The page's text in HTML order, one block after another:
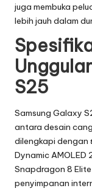
juga membuka
lebih jauh dalam
S25
Samsung Galaxy
antara desain
dilengkapi dengan
Dynamic AMOLED
Snapdragon 8
penyimpanan